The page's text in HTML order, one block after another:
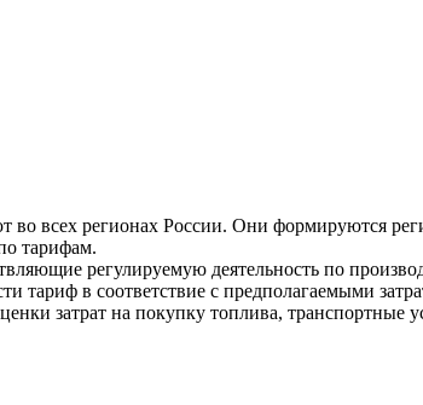
всех регионах России. Они формируются
тарифам.
регулируемую деятельность по
тариф в соответствие с предполагаемыми
затрат на покупку топлива, транспортные